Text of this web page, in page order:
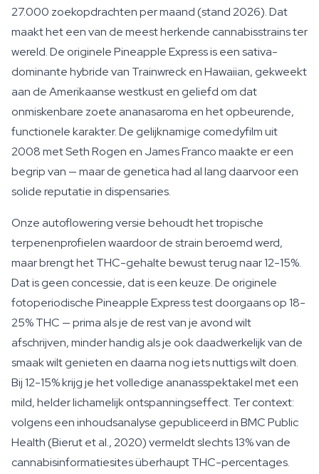
27.000 zoekopdrachten per maand (stand 2026). Dat
maakt het een van de meest herkende cannabisstrains ter
wereld. De originele Pineapple Express is een sativa-
dominante hybride van Trainwreck en Hawaiian, gekweekt
aan de Amerikaanse westkust en geliefd om dat
onmiskenbare zoete ananasaroma en het opbeurende,
functionele karakter. De gelijknamige comedyfilm uit
2008 met Seth Rogen en James Franco maakte er een
begrip van — maar de genetica had al lang daarvoor een
solide reputatie in dispensaries.
Onze autoflowering versie behoudt het tropische
terpenenprofielen waardoor de strain beroemd werd,
maar brengt het THC-gehalte bewust terug naar 12-15%.
Dat is geen concessie, dat is een keuze. De originele
fotoperiodische Pineapple Express test doorgaans op 18-
25% THC — prima als je de rest van je avond wilt
afschrijven, minder handig als je ook daadwerkelijk van de
smaak wilt genieten en daarna nog iets nuttigs wilt doen.
Bij 12-15% krijg je het volledige ananasspektakel met een
mild, helder lichamelijk ontspanningseffect. Ter context:
volgens een inhoudsanalyse gepubliceerd in BMC Public
Health (Bierut et al., 2020) vermeldt slechts 13% van de
cannabisinformatiesites überhaupt THC-percentages.